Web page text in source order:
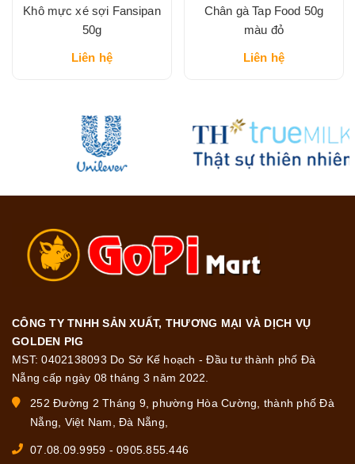
Khô mực xé sợi Fansipan
50g
Liên hệ
Chân gà Tap Food 50g
màu đỏ
Liên hệ
CÔNG TY TNHH SẢN XUẤT, THƯƠNG MẠI VÀ DỊCH VỤ
GOLDEN PIG
MST: 0402138093 Do Sở Kế hoạch - Đầu tư thành phố Đà
Nẵng cấp ngày 08 tháng 3 năm 2022.
252 Đường 2 Tháng 9, phường Hòa Cường, thành phố Đà
Nẵng, Việt Nam, Đà Nẵng,
07.08.09.9959 - 0905.855.446